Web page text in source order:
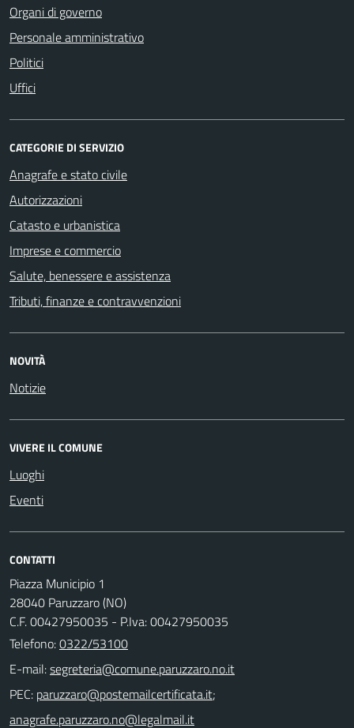
Organi di governo
Personale amministrativo
Politici
Uffici
CATEGORIE DI SERVIZIO
Anagrafe e stato civile
Autorizzazioni
Catasto e urbanistica
Imprese e commercio
Salute, benessere e assistenza
Tributi, finanze e contravvenzioni
NOVITÀ
Notizie
VIVERE IL COMUNE
Luoghi
Eventi
CONTATTI
Piazza Municipio 1
28040 Paruzzaro (NO)
C.F. 00427950035 - P.Iva: 00427950035
Telefono:0322/53100
E-mail:
PEC:
;